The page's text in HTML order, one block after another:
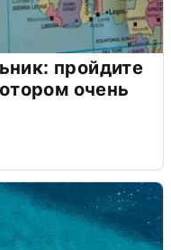
пройдите
очень